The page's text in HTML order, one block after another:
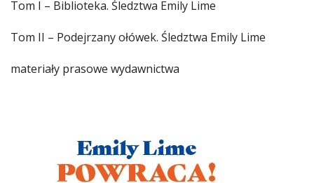
Tom I – Biblioteka. Śledztwa Emily Lime
Tom II – Podejrzany ołówek. Śledztwa Emily Lime
materiały prasowe wydawnictwa